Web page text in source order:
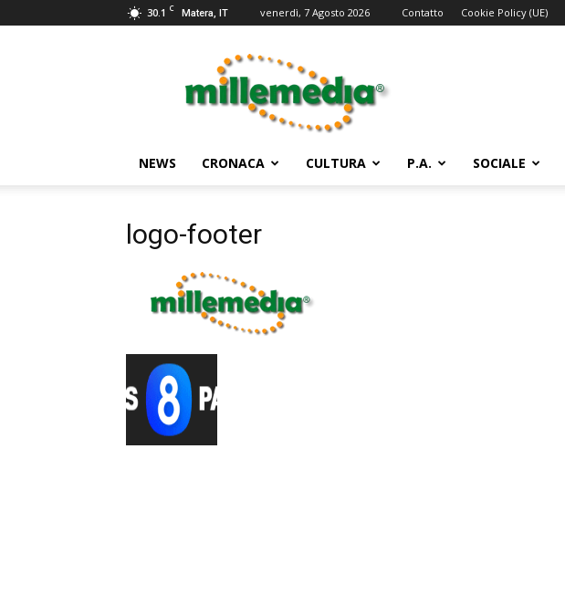
30.1 C Matera, IT venerdì, 7 Agosto 2026 Contatto Cookie Policy (UE)
Millemedia
Giornalistica
NEWS CRONACA CULTURA P.A. SOCIALE
logo-footer